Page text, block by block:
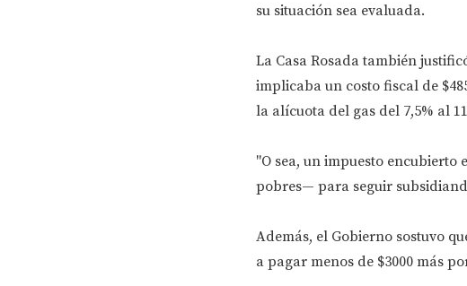
su situación sea evaluada.
La Casa Rosada también
implicaba un costo fiscal de
la alícuota del gas del 7,5% al
"O sea, un impuesto
pobres— para seguir
Además, el Gobierno sostuvo
a pagar menos de $3000 más